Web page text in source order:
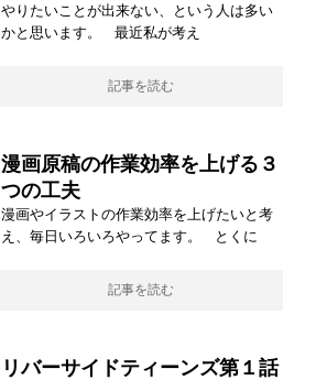
やりたいことが出来ない、という人は多い
かと思います。 最近私が考え
記事を読む
漫画原稿の作業効率を上げる３
つの工夫
漫画やイラストの作業効率を上げたいと考
え、毎日いろいろやってます。 とくに
記事を読む
リバーサイドティーンズ第１話